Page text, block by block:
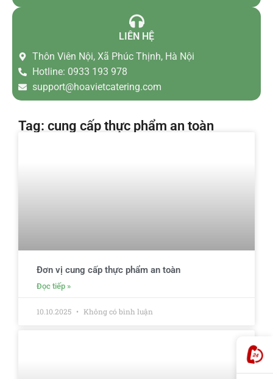
LIÊN HỆ
Thôn Viên Nội, Xã Phúc Thịnh, Hà Nội
Hotline: 0933 193 978
support@hoavietcatering.com
Tag: cung cấp thực phẩm an toàn
Đơn vị cung cấp thực phẩm an toàn
Đọc tiếp »
10.10.2025 Không có bình luận